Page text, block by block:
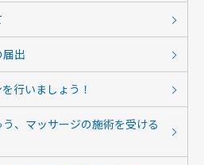
出
行いましょう！
、マッサージの施術を受ける